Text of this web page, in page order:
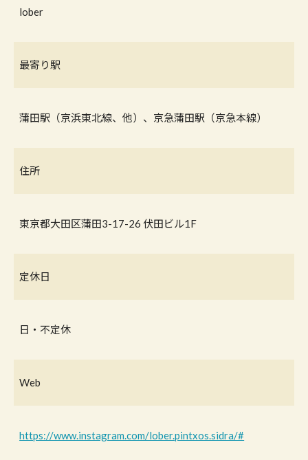
lober
最寄り駅
蒲田駅（京浜東北線、他）、京急蒲田駅（京急本線）
住所
東京都大田区蒲田3-17-26 伏田ビル1F
定休日
日・不定休
Web
https://www.instagram.com/lober.pintxos.sidra/#